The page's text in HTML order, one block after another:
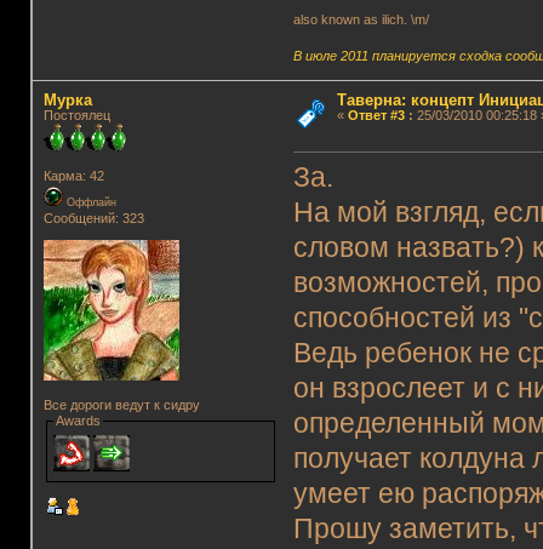
also known as ilich. \m/
В июле 2011 планируется сходка
Мурка
Постоялец
Карма: 42
Оффлайн
Сообщений: 323
Все дороги ведут к сидру
Awards
Таверна: концепт
« Ответ #3: 25/03/2010 00:25:18
За.
На мой взгляд,
словом назвать?)
возможностей,
способностей из
Ведь ребенок не
он взрослеет и с
определенный
получает колдуна
умеет ею
Прошу заметить,